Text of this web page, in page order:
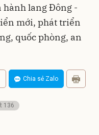
hành lang Đông -
mới, phát triển
quốc phòng, an
Chia sẻ Zalo
136